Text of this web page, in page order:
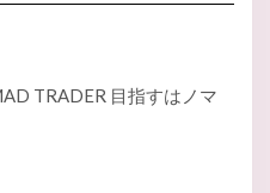
TRADER 目指すはノマ